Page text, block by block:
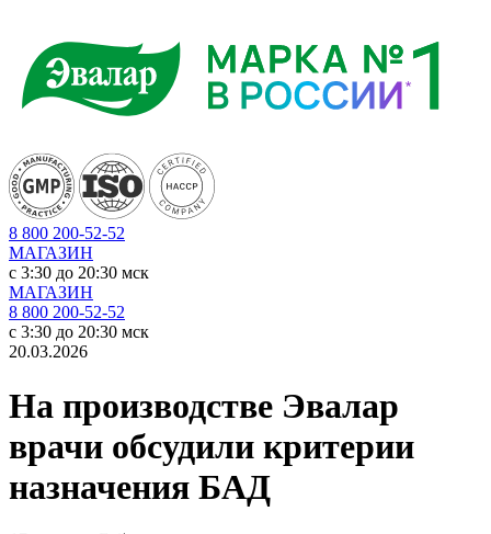
8 800 200-52-52
МАГАЗИН
c 3:30 до 20:30 мск
МАГАЗИН
8 800 200-52-52
c 3:30 до 20:30 мск
20.03.2026
На производстве Эвалар
врачи обсудили критерии
назначения БАД